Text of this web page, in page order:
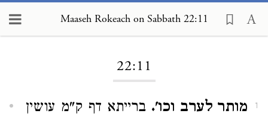
Maaseh Rokeach on Sabbath 22:11
22:11
1 מותר לערב וכו'. ברייתא דף ק"מ עושין